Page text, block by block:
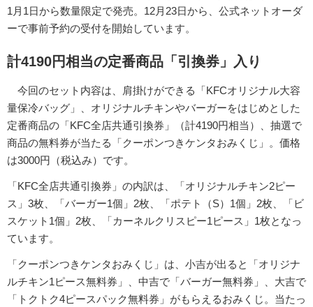
1月1日から数量限定で発売。12月23日から、公式ネットオーダ
ーで事前予約の受付を開始しています。
計4190円相当の定番商品「引換券」入り
今回のセット内容は、肩掛けができる「KFCオリジナル大容
量保冷バッグ」、オリジナルチキンやバーガーをはじめとした
定番商品の「KFC全店共通引換券」（計4190円相当）、抽選で
商品の無料券が当たる「クーポンつきケンタおみくじ」。価格
は3000円（税込み）です。
「KFC全店共通引換券」の内訳は、「オリジナルチキン2ピー
ス」3枚、「バーガー1個」2枚、「ポテト（S）1個」2枚、「ビ
スケット1個」2枚、「カーネルクリスピー1ピース」1枚となっ
ています。
「クーポンつきケンタおみくじ」は、小吉が出ると「オリジナ
ルチキン1ピース無料券」、中吉で「バーガー無料券」、大吉で
「トクトク4ピースパック無料券」がもらえるおみくじ。当たっ